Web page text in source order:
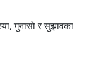
गुनासो र सुझावका